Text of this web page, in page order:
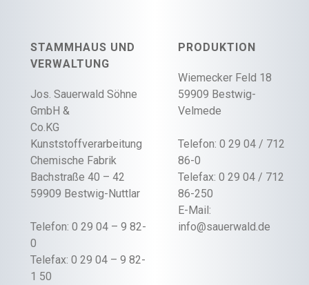
STAMMHAUS UND
VERWALTUNG
Jos. Sauerwald Söhne
GmbH &
Co.KG
Kunststoffverarbeitung
Chemische Fabrik
Bachstraße 40 – 42
59909 Bestwig-Nuttlar
Telefon: 0 29 04 – 9 82-
0
Telefax: 0 29 04 – 9 82-
1 50
PRODUKTION
Wiemecker Feld 18
59909 Bestwig-
Velmede
Telefon: 0 29 04 / 712
86-0
Telefax: 0 29 04 / 712
86-250
E-Mail:
info@sauerwald.de